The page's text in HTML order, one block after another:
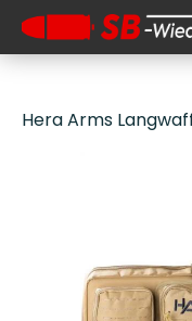
Hera Arms